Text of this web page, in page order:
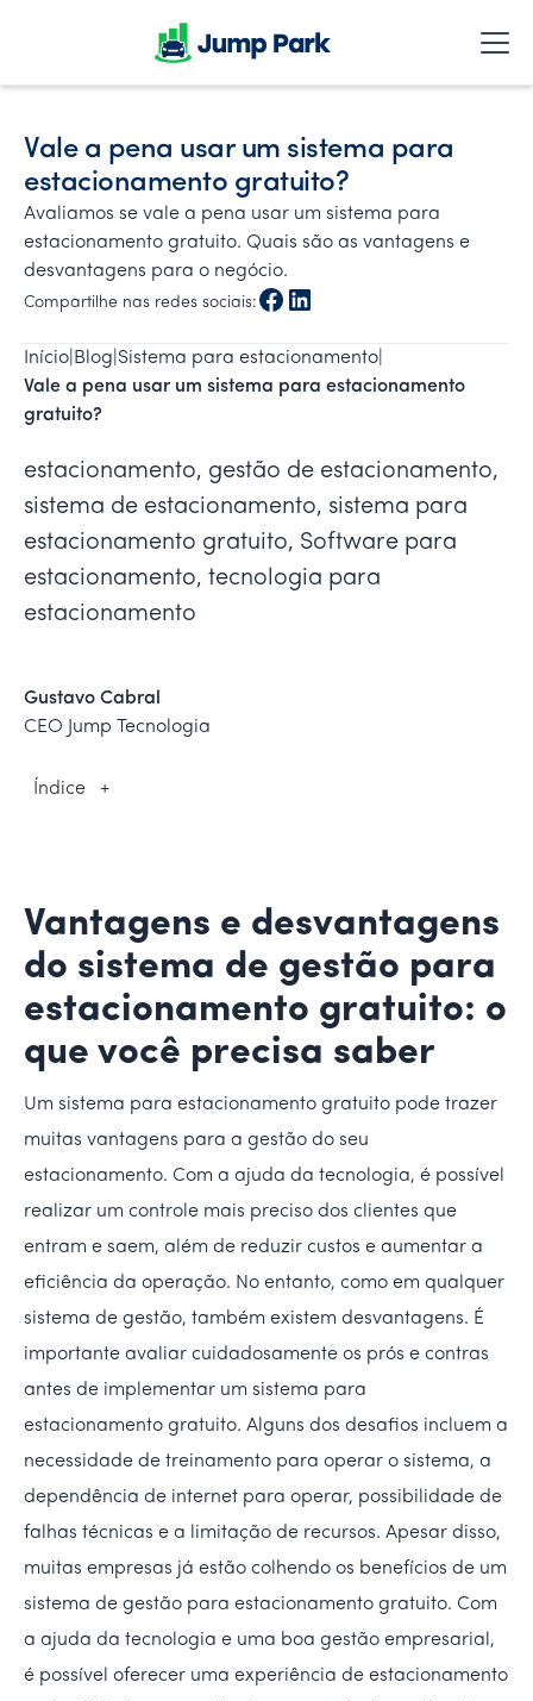
Vale a pena usar um sistema para
estacionamento gratuito?
Avaliamos se vale a pena usar um sistema para
estacionamento gratuito. Quais são as vantagens e
desvantagens para o negócio.
Compartilhe nas redes sociais:
Início Blog Sistema para estacionamento
Vale a pena usar um sistema para estacionamento
gratuito?
estacionamento, gestão de estacionamento,
sistema de estacionamento, sistema para
estacionamento gratuito, Software para
estacionamento, tecnologia para
estacionamento
Gustavo Cabral
CEO Jump Tecnologia
Índice +
Vantagens e desvantagens
do sistema de gestão para
estacionamento gratuito: o
que você precisa saber
Um sistema para estacionamento gratuito pode trazer
muitas vantagens para a gestão do seu
estacionamento. Com a ajuda da tecnologia, é possível
realizar um controle mais preciso dos clientes que
entram e saem, além de reduzir custos e aumentar a
eficiência da operação. No entanto, como em qualquer
sistema de gestão, também existem desvantagens. É
importante avaliar cuidadosamente os prós e contras
antes de implementar um sistema para
estacionamento gratuito. Alguns dos desafios incluem a
necessidade de treinamento para operar o sistema, a
dependência de internet para operar, possibilidade de
falhas técnicas e a limitação de recursos. Apesar disso,
muitas empresas já estão colhendo os benefícios de um
sistema de gestão para estacionamento gratuito. Com
a ajuda da tecnologia e uma boa gestão empresarial,
é possível oferecer uma experiência de estacionamento